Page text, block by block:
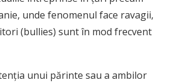
unde fenomenul face ravagii,
(bullies) sunt în mod frecvent
unui părinte sau a ambilor